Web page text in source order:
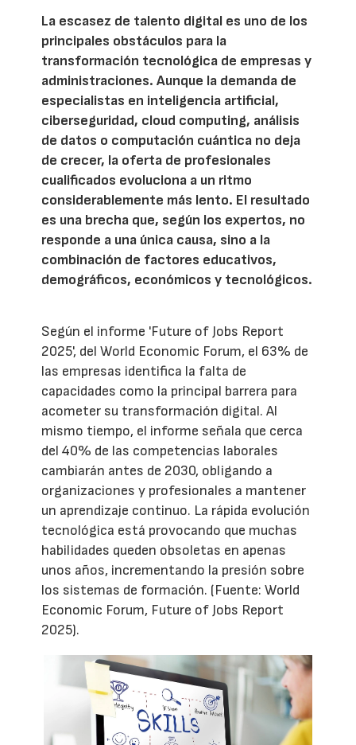
La escasez de talento digital es uno de los
principales obstáculos para la
transformación tecnológica de empresas y
administraciones. Aunque la demanda de
especialistas en inteligencia artificial,
ciberseguridad, cloud computing, análisis
de datos o computación cuántica no deja
de crecer, la oferta de profesionales
cualificados evoluciona a un ritmo
considerablemente más lento. El resultado
es una brecha que, según los expertos, no
responde a una única causa, sino a la
combinación de factores educativos,
demográficos, económicos y tecnológicos.
Según el informe 'Future of Jobs Report
2025', del World Economic Forum, el 63% de
las empresas identifica la falta de
capacidades como la principal barrera para
acometer su transformación digital. Al
mismo tiempo, el informe señala que cerca
del 40% de las competencias laborales
cambiarán antes de 2030, obligando a
organizaciones y profesionales a mantener
un aprendizaje continuo. La rápida evolución
tecnológica está provocando que muchas
habilidades queden obsoletas en apenas
unos años, incrementando la presión sobre
los sistemas de formación. (Fuente: World
Economic Forum, Future of Jobs Report
2025).